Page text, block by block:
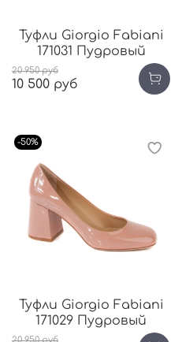
Туфли Giorgio Fabiani
171031 Пудровый
20 950 руб
10 500 руб
-50%
Туфли Giorgio Fabiani
171029 Пудровый
20 950 руб